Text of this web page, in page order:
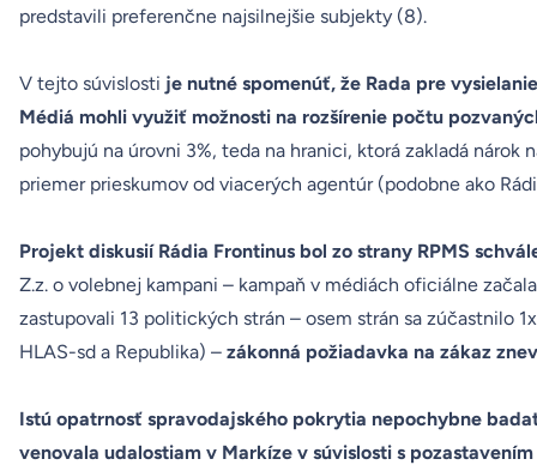
predstavili preferenčne najsilnejšie subjekty (8).
V tejto súvislosti je nutné spomenúť, že Rada pre
Médiá mohli využiť možnosti na rozšírenie počtu
pohybujú na úrovni 3%, teda na hranici, ktorá zakladá
priemer prieskumov od viacerých agentúr (podobne ako
Projekt diskusií Rádia Frontinus bol zo strany RPMS
Z.z. o volebnej kampani – kampaň v médiách oficiálne
zastupovali 13 politických strán – osem strán sa zúčastnilo
HLAS-sd a Republika) – zákonná požiadavka na zákaz
Istú opatrnosť spravodajského pokrytia nepochybne
venovala udalostiam v Markíze v súvislosti s